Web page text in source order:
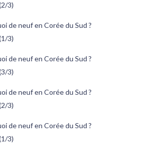
3)
de neuf en Corée du Sud ?
3)
de neuf en Corée du Sud ?
3)
de neuf en Corée du Sud ?
3)
de neuf en Corée du Sud ?
3)